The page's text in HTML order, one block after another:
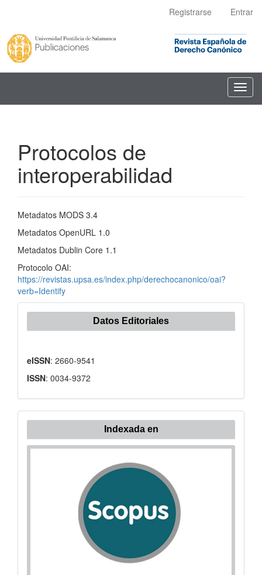
principal
Barra
lateral
Registrarse Entrar
Protocolos de
interoperabilidad
Metadatos MODS 3.4
Metadatos OpenURL 1.0
Metadatos Dublin Core 1.1
Protocolo OAI:
https://revistas.upsa.es/index.php/derechocanonico/oai?
verb=Identify
Datos Editoriales
eISSN: 2660-9541
ISSN: 0034-9372
Indexada
Indexada en